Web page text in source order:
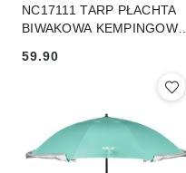
NC17111 TARP PŁACHTA
BIWAKOWA KEMPINGOWA
NILS CAMP
Cena:
59.90